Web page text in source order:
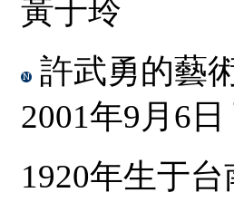
黃于玲
許武勇的藝
2001年9月6
1920年生于